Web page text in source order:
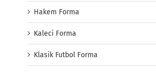
Hakem Forma
Kaleci Forma
Klasik Futbol Forma